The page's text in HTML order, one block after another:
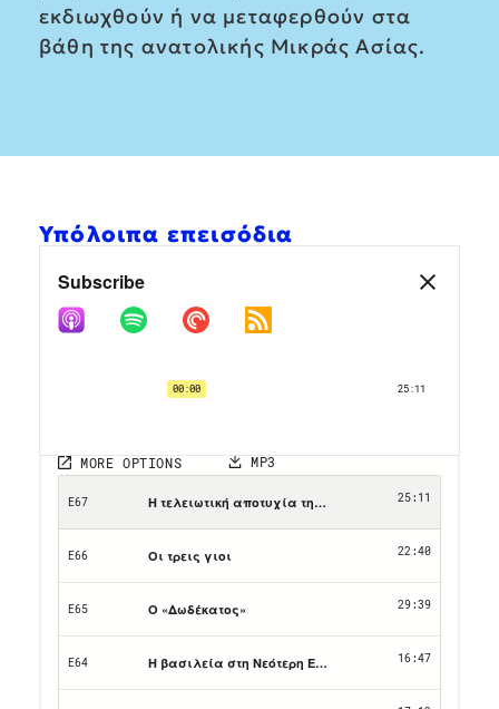
εκδιωχθούν ή να μεταφερθούν στα
βάθη της ανατολικής Μικράς Ασίας.
Υπόλοιπα επεισόδια